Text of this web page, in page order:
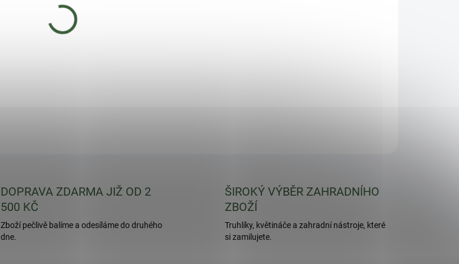
DOPRAVA ZDARMA JIŽ OD 2
500 KČ
Zboží pečlivě balíme a odesíláme do druhého
dne.
ŠIROKÝ VÝBĚR ZAHRADNÍHO
ZBOŽÍ
Truhlíky, květináče a zahradní nástroje, které
si zamilujete.